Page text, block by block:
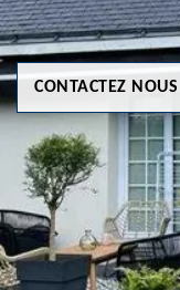
CONTACTEZ NOUS